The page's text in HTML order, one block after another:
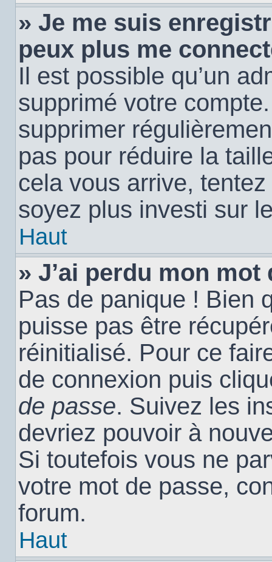
» Je me suis
peux plus me
Il est possible qu’un
supprimé votre
supprimer
pas pour réduire la
cela vous arrive,
soyez plus investi sur
Haut
» J’ai perdu mon mot
Pas de panique ! Bien
puisse pas être
réinitialisé. Pour ce
de connexion puis
de passe. Suivez les
devriez pouvoir à
Si toutefois vous ne
votre mot de passe,
forum.
Haut